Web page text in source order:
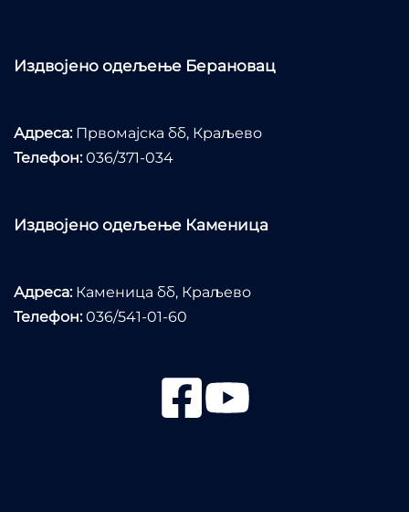
Издвојено одељење Берановац
Адреса:Првомајска бб, Краљево
Телефон:036/371-034
Издвојено одељење Каменица
Адреса:Каменица бб, Краљево
Телефон:036/541-01-60